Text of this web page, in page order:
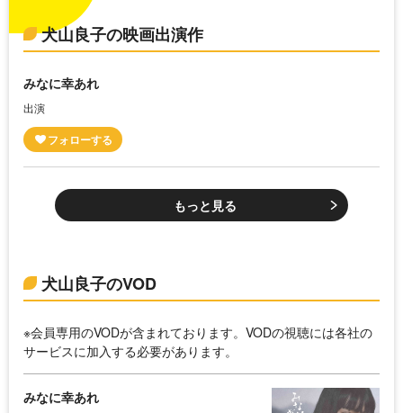
犬山良子の映画出演作
みなに幸あれ
出演
もっと見る
犬山良子のVOD
※会員専用のVODが含まれております。VODの視聴には各社の
サービスに加入する必要があります。
みなに幸あれ